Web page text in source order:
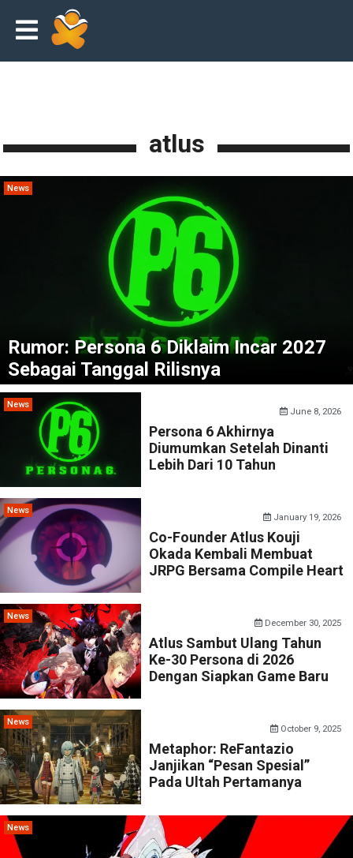
atlus
News
Rumor: Persona 6 Diklaim Incar 2027
Sebagai Tanggal Rilisnya
News
June 8, 2026
Persona 6 Akhirnya
Diumumkan Setelah Dinanti
Lebih Dari 10 Tahun
News
January 19, 2026
Co-Founder Atlus Kouji
Okada Kembali Membuat
JRPG Bersama Compile Heart
News
December 30, 2025
Atlus Sambut Ulang Tahun
Ke-30 Persona di 2026
Dengan Siapkan Game Baru
News
October 9, 2025
Metaphor: ReFantazio
Janjikan “Pesan Spesial”
Pada Ultah Pertamanya
News